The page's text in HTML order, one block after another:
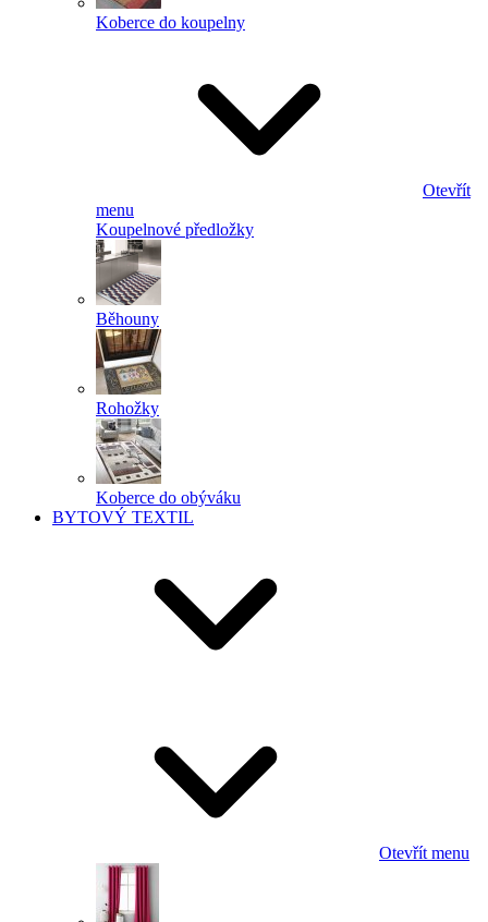
Koberce do koupelny
Otevřít
menu
Koupelnové předložky
Běhouny
Rohožky
Koberce do obýváku
BYTOVÝ TEXTIL
Otevřít menu